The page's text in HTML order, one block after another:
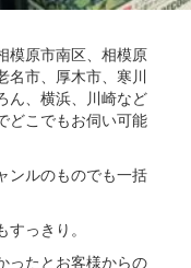
模原市南区、相模原
名市、厚木市、寒川
ん、横浜、川崎など
どこでもお伺い可能
ンルのものでも一括
っきり。
ったとお客様からの